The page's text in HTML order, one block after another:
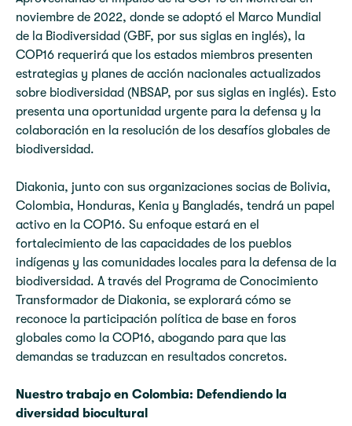
noviembre de 2022, donde se adoptó el Marco Mundial
de la Biodiversidad (GBF, por sus siglas en inglés), la
COP16 requerirá que los estados miembros presenten
estrategias y planes de acción nacionales actualizados
sobre biodiversidad (NBSAP, por sus siglas en inglés). Esto
presenta una oportunidad urgente para la defensa y la
colaboración en la resolución de los desafíos globales de
biodiversidad.
Diakonia, junto con sus organizaciones socias de Bolivia,
Colombia, Honduras, Kenia y Bangladés, tendrá un papel
activo en la COP16. Su enfoque estará en el
fortalecimiento de las capacidades de los pueblos
indígenas y las comunidades locales para la defensa de la
biodiversidad. A través del Programa de Conocimiento
Transformador de Diakonia, se explorará cómo se
reconoce la participación política de base en foros
globales como la COP16, abogando para que las
demandas se traduzcan en resultados concretos.
Nuestro trabajo en Colombia: Defendiendo la
diversidad biocultural